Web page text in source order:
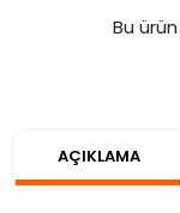
Bu
AÇIKLAMA